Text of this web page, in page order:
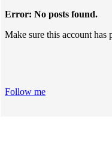
Error: No posts found.
Make sure this account has
Follow me